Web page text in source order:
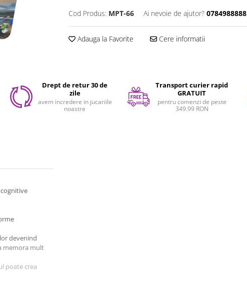
Cod Produs: MPT-66 Ai nevoie de ajutor? 0784988888
Adauga la Favorite Cere informatii
Drept de retur 30 de
zile
avem incredere in jucariile
noastre
Transport curier rapid
GRATUIT
pentru comenzi de peste
349.99 RON
devenind
memora mult
poate crea